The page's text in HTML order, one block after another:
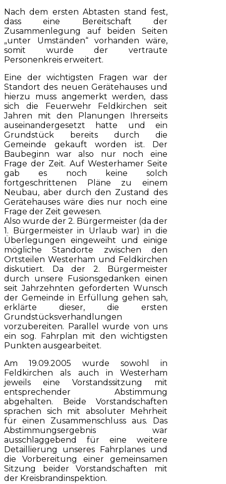
Nach dem ersten Abtasten stand fest,
dass eine Bereitschaft der
Zusammenlegung auf beiden Seiten
„unter Umständen“ vorhanden wäre,
somit wurde der vertraute
Personenkreis erweitert.
Eine der wichtigsten Fragen war der
Standort des neuen Gerätehauses und
hierzu muss angemerkt werden, dass
sich die Feuerwehr Feldkirchen seit
Jahren mit den Planungen Ihrerseits
auseinandergesetzt hatte und ein
Grundstück bereits durch die
Gemeinde gekauft worden ist. Der
Baubeginn war also nur noch eine
Frage der Zeit. Auf Westerhamer Seite
gab es noch keine solch
fortgeschrittenen Pläne zu einem
Neubau, aber durch den Zustand des
Gerätehauses wäre dies nur noch eine
Frage der Zeit gewesen.
Also wurde der 2. Bürgermeister (da der
1. Bürgermeister in Urlaub war) in die
Überlegungen eingeweiht und einige
mögliche Standorte zwischen den
Ortsteilen Westerham und Feldkirchen
diskutiert. Da der 2. Bürgermeister
durch unsere Fusionsgedanken einen
seit Jahrzehnten geforderten Wunsch
der Gemeinde in Erfüllung gehen sah,
erklärte dieser, die ersten
Grundstücksverhandlungen
vorzubereiten. Parallel wurde von uns
ein sog. Fahrplan mit den wichtigsten
Punkten ausgearbeitet.
Am 19.09.2005 wurde sowohl in
Feldkirchen als auch in Westerham
jeweils eine Vorstandssitzung mit
entsprechender Abstimmung
abgehalten. Beide Vorstandschaften
sprachen sich mit absoluter Mehrheit
für einen Zusammenschluss aus. Das
Abstimmungsergebnis war
ausschlaggebend für eine weitere
Detaillierung unseres Fahrplanes und
die Vorbereitung einer gemeinsamen
Sitzung beider Vorstandschaften mit
der Kreisbrandinspektion.